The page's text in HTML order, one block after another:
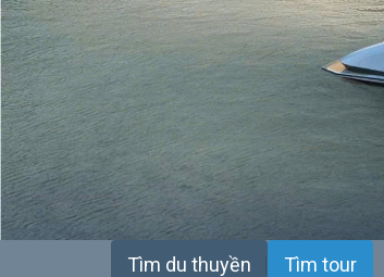
Tìm du thuyền Tìm tour